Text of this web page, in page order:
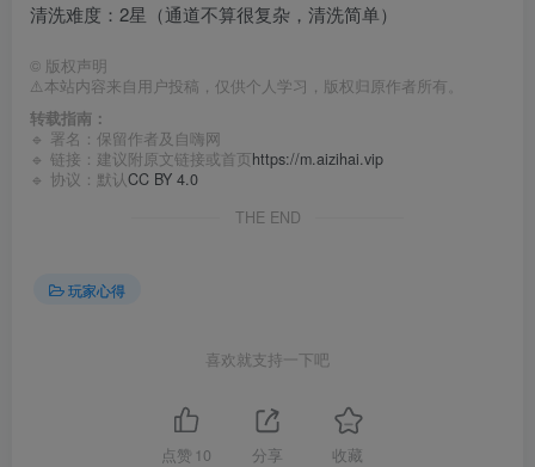
清洗难度：2星（通道不算很复杂，清洗简单）
© 版权声明
⚠️本站内容来自用户投稿，仅供个人学习，版权归原作者所有。
转载指南：
🔹 署名：保留作者及 自嗨网
🔹 链接：建议附原文链接或首页https://m.aizihai.vip
🔹 协议：默认CC BY 4.0
THE END
玩家心得
喜欢就支持一下吧
点赞 10 分享 收藏